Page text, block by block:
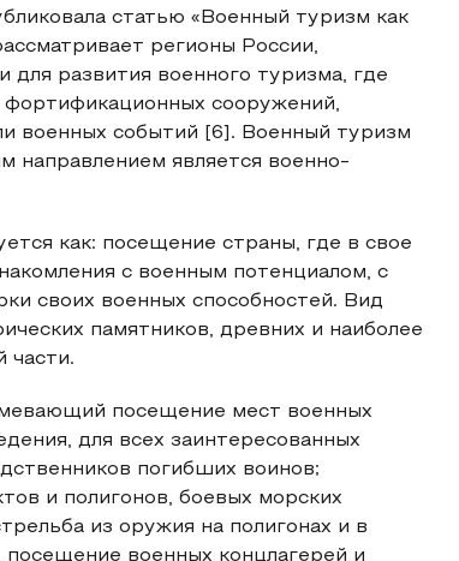
статью «Военный туризм как
регионы России,
развития военного туризма, где
фортификационных сооружений,
военных событий [6]. Военный туризм
направлением является военно-
как: посещение страны, где в свое
с военным потенциалом, с
своих военных способностей. Вид
памятников, древних и наиболее
части.
посещение мест военных
для всех заинтересованных
погибших воинов;
и полигонов, боевых морских
из оружия на полигонах и в
посещение военных концлагерей и